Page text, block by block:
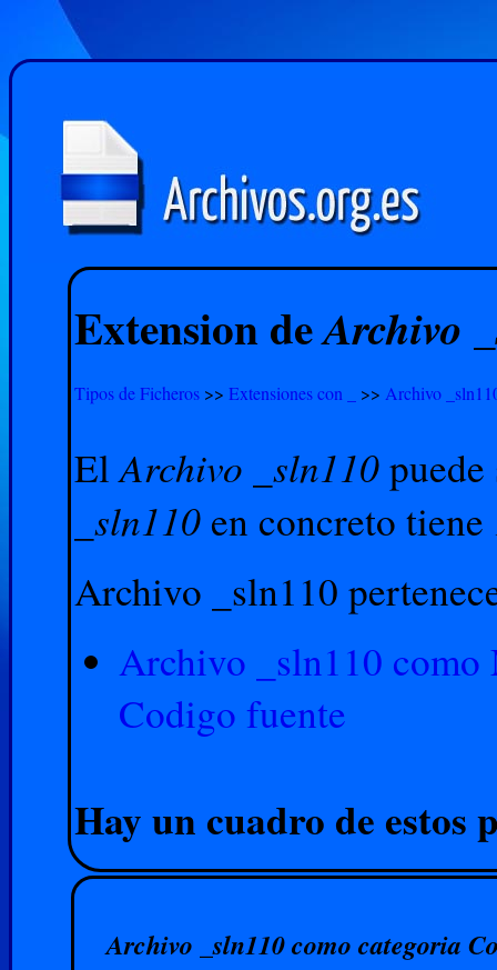
Extension deArchivo
Tipos de Ficheros >> Extensiones con _ >> Archivo
ElArchivo _sln110
_sln110 en concreto tiene
Archivo _sln110
Archivo _sln110
Codigo fuente
Hay un cuadro de estos
Archivo _sln110 como categoria